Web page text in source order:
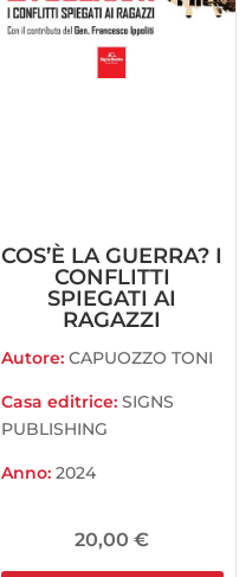
COS’È LA GUERRA? I
CONFLITTI
SPIEGATI AI
RAGAZZI
Autore:CAPUOZZO TONI
Casa editrice:SIGNS
PUBLISHING
Anno:2024
20,00€